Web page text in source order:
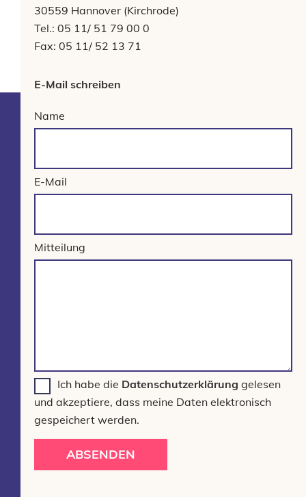
30559 Hannover (Kirchrode)
Tel.: 05 11/ 51 79 00 0
Fax: 05 11/ 52 13 71
E-Mail schreiben
Name
E-Mail
Mitteilung
Ich habe die Datenschutzerklärung gelesen
und akzeptiere, dass meine Daten elektronisch
gespeichert werden.
ABSENDEN